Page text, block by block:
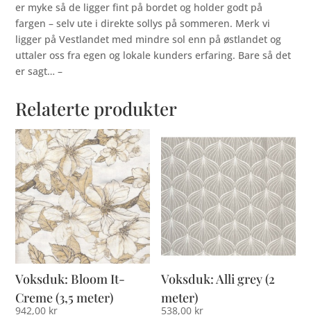
er myke så de ligger fint på bordet og holder godt på
fargen – selv ute i direkte sollys på sommeren. Merk vi
ligger på Vestlandet med mindre sol enn på østlandet og
uttaler oss fra egen og lokale kunders erfaring. Bare så det
er sagt… –
Relaterte produkter
Voksduk: Bloom It-
Creme (3,5 meter)
942,00 kr
Voksduk: Alli grey (2
meter)
538,00 kr